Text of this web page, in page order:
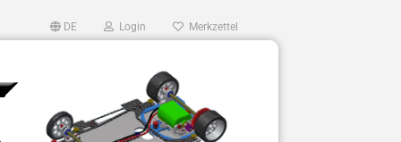
DE Login Merkzettel